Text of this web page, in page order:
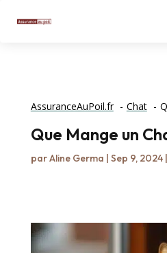
AssuranceAuPoil.fr Chat
Que Mange un
parAline Germa | Sep 9, 2024|